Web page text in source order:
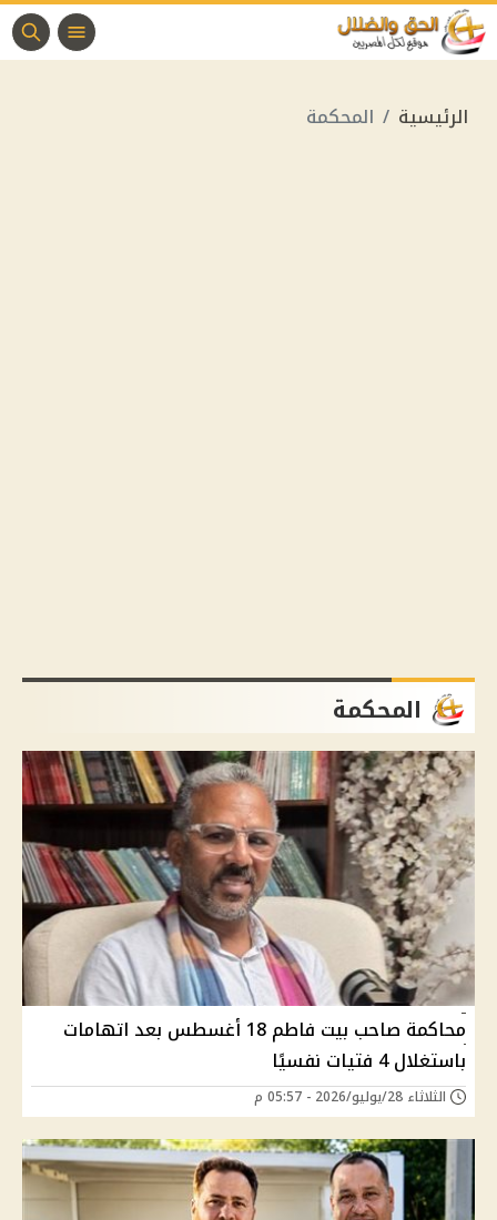
الرئيسية المحكمة
المحكمة
محاكمة صاحب بيت فاطم 18 أغسطس بعد اتهامات
باستغلال 4 فتيات نفسيًا
الثلاثاء 28/يوليو/2026 - 05:57 م